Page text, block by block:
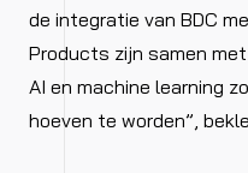
de integratie van BDC
Products zijn samen
AI en machine learning
hoeven te worden”,